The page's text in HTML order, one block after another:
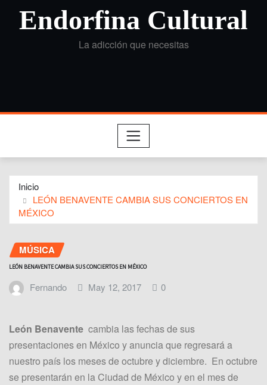
Endorfina Cultural
La adicción que necesitas
Inicio
LEÓN BENAVENTE CAMBIA SUS CONCIERTOS EN
MÉXICO
MÚSICA
LEÓN BENAVENTE CAMBIA SUS CONCIERTOS EN MÉXICO
Fernando May 12, 2017 0
León Benavente cambia las fechas de sus
presentaciones en México y anuncia que regresará a
nuestro país los meses de octubre y diciembre. En octubre
se presentarán en la Ciudad de México y en el mes de